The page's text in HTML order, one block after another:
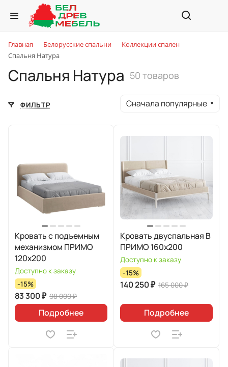
Главная Белорусские спальни
Коллекции спален
Спальня Натура
Спальня Натура 50 товаров
ФИЛЬТР Сначала популярные
Кровать с подъемным
механизмом ПРИМО
120х200
Доступно к заказу
-15%
83 300 ₽ 98 000 ₽
Подробнее
Кровать двуспальная B
ПРИМО 160х200
Доступно к заказу
-15%
140 250 ₽ 165 000 ₽
Подробнее